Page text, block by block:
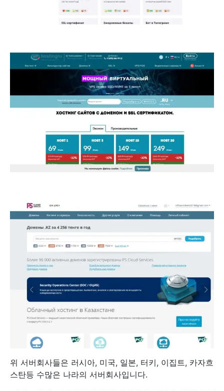
위 서버회사들은 러시아, 미국, 일본, 터키, 이집트, 카자흐
스탄등 수많은 나라의 서버회사입니다.